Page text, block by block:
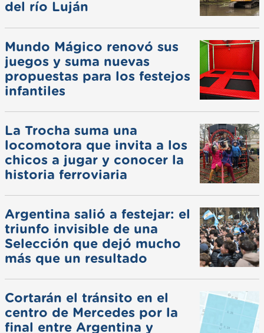
del río Luján
Mundo Mágico renovó sus
juegos y suma nuevas
propuestas para los festejos
infantiles
La Trocha suma una
locomotora que invita a los
chicos a jugar y conocer la
historia ferroviaria
Argentina salió a festejar: el
triunfo invisible de una
Selección que dejó mucho
más que un resultado
Cortarán el tránsito en el
centro de Mercedes por la
final entre Argentina y